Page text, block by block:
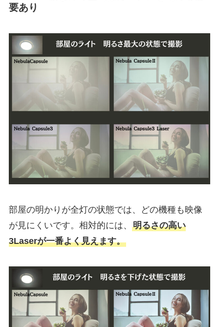
要あり
部屋の明かりが全灯の状態では、どの機種も映像
が見にくいです。相対的には、 明るさの高い
3Laserが一番よく見えます。